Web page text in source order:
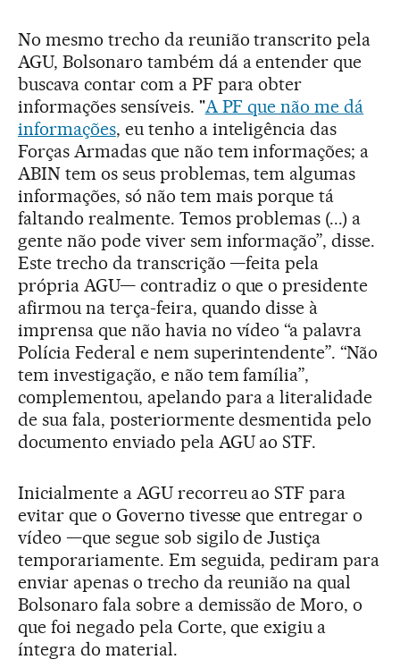
No mesmo trecho da reunião transcrito pela
AGU, Bolsonaro também dá a entender que
buscava contar com a PF para obter
informações sensíveis. "A PF que não me dá
informações, eu tenho a inteligência das
Forças Armadas que não tem informações; a
ABIN tem os seus problemas, tem algumas
informações, só não tem mais porque tá
faltando realmente. Temos problemas (...) a
gente não pode viver sem informação”, disse.
Este trecho da transcrição —feita pela
própria AGU— contradiz o que o presidente
afirmou na terça-feira, quando disse à
imprensa que não havia no vídeo “a palavra
Polícia Federal e nem superintendente”. “Não
tem investigação, e não tem família”,
complementou, apelando para a literalidade
de sua fala, posteriormente desmentida pelo
documento enviado pela AGU ao STF.
Inicialmente a AGU recorreu ao STF para
evitar que o Governo tivesse que entregar o
vídeo —que segue sob sigilo de Justiça
temporariamente. Em seguida, pediram para
enviar apenas o trecho da reunião na qual
Bolsonaro fala sobre a demissão de Moro, o
que foi negado pela Corte, que exigiu a
íntegra do material.